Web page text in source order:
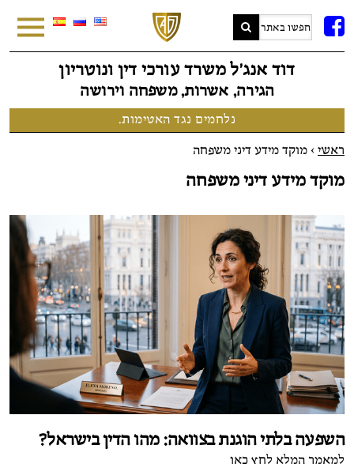
FB
דוד אנג׳ל משרד עורכי דין ונוטריון
הגירה, אשרות, משפחה וירושה
נלחמים נגד האטימות.
ראשי > מוקד מידע דיני משפחה
מוקד מידע דיני משפחה
השפעה בלתי הוגנת בצוואה: מהו הדין בישראל?
למאמר המלא לחץ כאן